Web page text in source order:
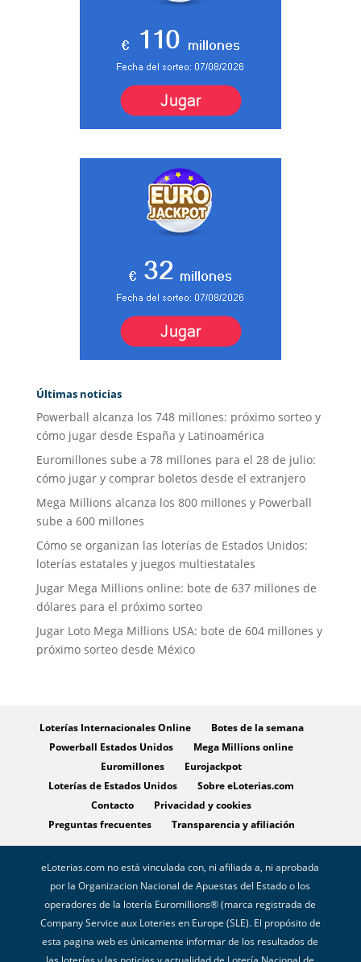
Últimas noticias
Powerball alcanza los 748 millones: próximo sorteo y
cómo jugar desde España y Latinoamérica
Euromillones sube a 78 millones para el 28 de julio:
cómo jugar y comprar boletos desde el extranjero
Mega Millions alcanza los 800 millones y Powerball
sube a 600 millones
Cómo se organizan las loterías de Estados Unidos:
loterías estatales y juegos multiestatales
Jugar Mega Millions online: bote de 637 millones de
dólares para el próximo sorteo
Jugar Loto Mega Millions USA: bote de 604 millones y
próximo sorteo desde México
Loterías Internacionales Online
Botes de la semana
Powerball Estados Unidos
Mega Millions online
Euromillones
Eurojackpot
Loterías de Estados Unidos
Sobre eLoterias.com
Contacto
Privacidad y cookies
Preguntas frecuentes
Transparencia y afiliación
eLoterias.com no está vinculada con, ni afiliada a, ni aprobada
por la Organizacion Nacional de Apuestas del Estado o los
operadores de la lotería Euromillions® (marca registrada de
Company Service aux Loteries en Europe (SLE). El propósito de
esta pagina web es únicamente informar de los resultados de